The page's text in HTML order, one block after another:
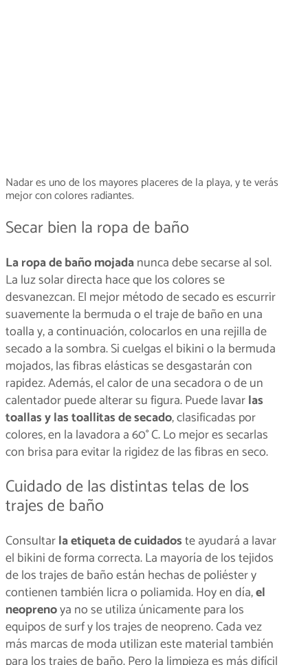
Nadar es uno de los mayores placeres de la playa, y te verás
mejor con colores radiantes.
Secar bien la ropa de baño
La ropa de baño mojada nunca debe secarse al sol.
La luz solar directa hace que los colores se
desvanezcan. El mejor método de secado es escurrir
suavemente la bermuda o el traje de baño en una
toalla y, a continuación, colocarlos en una rejilla de
secado a la sombra. Si cuelgas el bikini o la bermuda
mojados, las fibras elásticas se desgastarán con
rapidez. Además, el calor de una secadora o de un
calentador puede alterar su figura. Puede lavarlas
toallas y las toallitas de secado, clasificadas por
colores, en la lavadora a 60° C. Lo mejor es secarlas
con brisa para evitar la rigidez de las fibras en seco.
Cuidado de las distintas telas de los
trajes de baño
Consultarla etiqueta de cuidadoste ayudará a lavar
el bikini de forma correcta. La mayoría de los tejidos
de los trajes de baño están hechas de poliéster y
contienen también licra o poliamida. Hoy en día,el
neoprenoya no se utiliza únicamente para los
equipos de surf y los trajes de neopreno. Cada vez
más marcas de moda utilizan este material también